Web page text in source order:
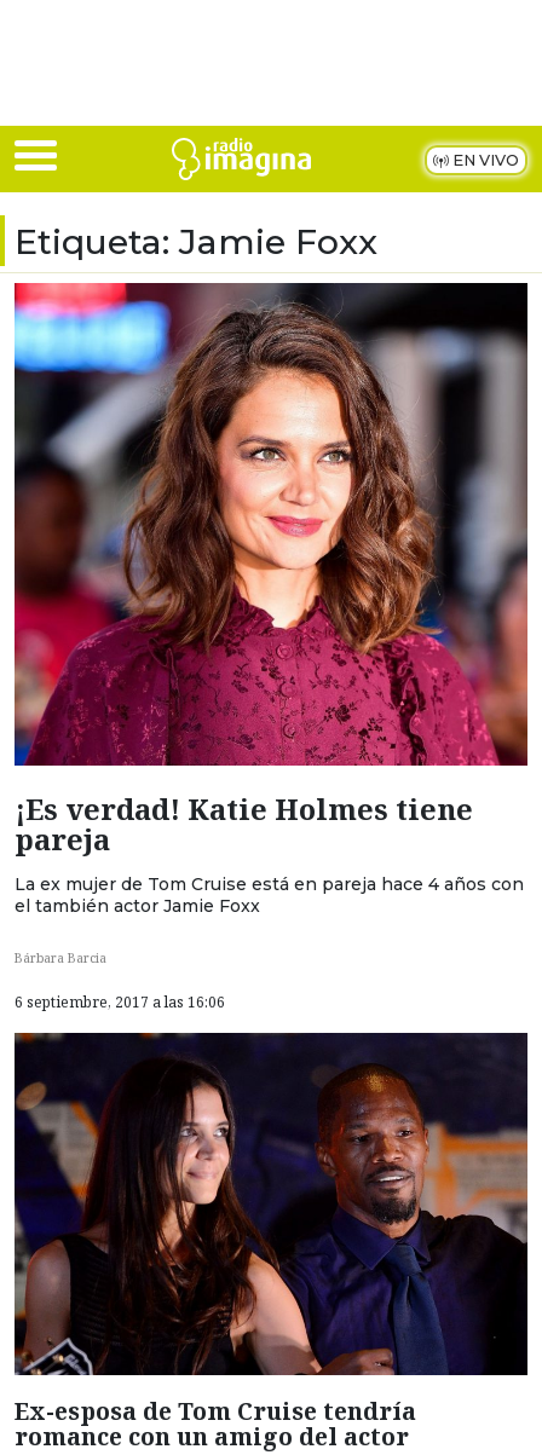
EN VIVO
Etiqueta:Jamie Foxx
¡Es verdad! Katie Holmes tiene
pareja
La ex mujer de Tom Cruise está en pareja hace 4 años con
el también actor Jamie Foxx
Bárbara Barcia
6 septiembre, 2017 a las 16:06
Ex-esposa de Tom Cruise tendría
romance con un amigo del actor